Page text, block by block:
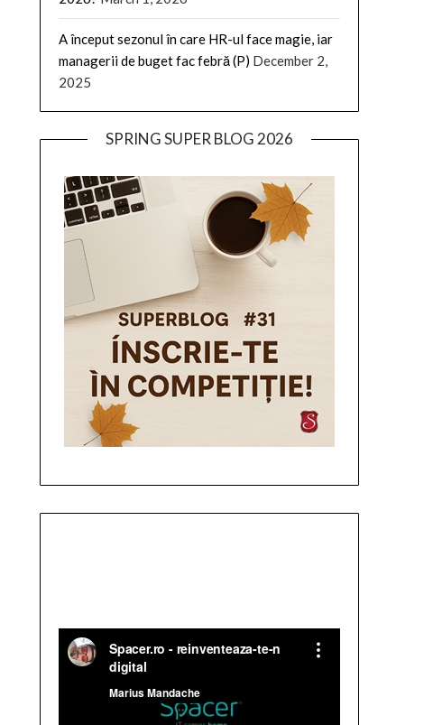
A început sezonul în care HR-ul face magie, iar
managerii de buget fac febră (P) December 2,
2025
SPRING SUPER BLOG 2026